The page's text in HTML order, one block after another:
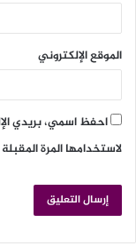
الموقع الإلكتروني
احفظ اسمي، بريدي
لاستخدامها المرة